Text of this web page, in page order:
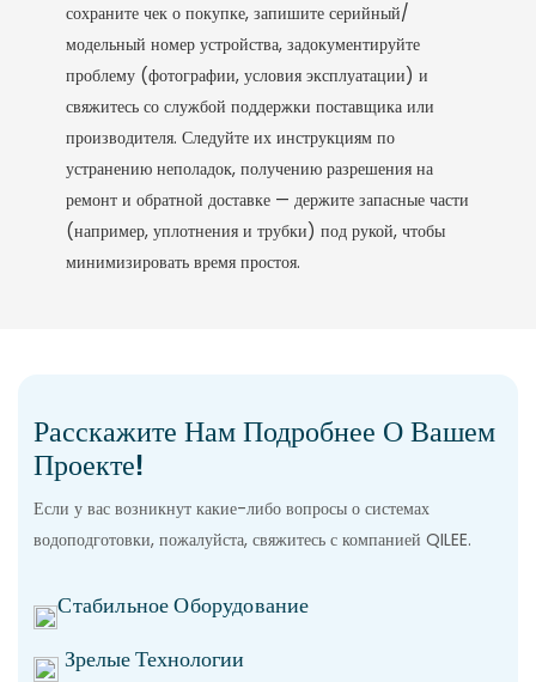
сохраните чек о покупке, запишите серийный/
модельный номер устройства, задокументируйте
проблему (фотографии, условия эксплуатации) и
свяжитесь со службой поддержки поставщика или
производителя. Следуйте их инструкциям по
устранению неполадок, получению разрешения на
ремонт и обратной доставке — держите запасные части
(например, уплотнения и трубки) под рукой, чтобы
минимизировать время простоя.
Расскажите Нам Подробнее О Вашем
Проекте!
Если у вас возникнут какие-либо вопросы о системах
водоподготовки, пожалуйста, свяжитесь с компанией QILEE.
Стабильное Оборудование
Зрелые Технологии